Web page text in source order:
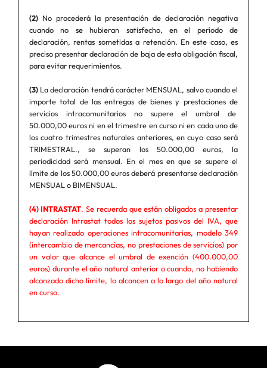
(2)No procederá la presentación de declaración negativa
cuando no se hubieran satisfecho, en el período de
declaración, rentas sometidas a retención. En este caso, es
preciso presentar declaración de baja de esta obligación fiscal,
para evitar requerimientos.
(3)La declaración tendrá carácter MENSUAL, salvo cuando el
importe total de las entregas de bienes y prestaciones de
servicios intracomunitarios no supere el umbral de
50.000,00 euros ni en el trimestre en curso ni en cada uno de
los cuatro trimestres naturales anteriores, en cuyo caso será
TRIMESTRAL., se superan los 50.000,00 euros, la
periodicidad será mensual. En el mes en que se supere el
límite de los 50.000,00 euros deberá presentarse declaración
MENSUAL o BIMENSUAL.
(4) INTRASTAT. Se recuerda que están obligados a presentar
declaración Intrastat todos los sujetos pasivos del IVA, que
hayan realizado operaciones intracomunitarias, modelo 349
(intercambio de mercancías, no prestaciones de servicios) por
un valor que alcance el umbral de exención (400.000,00
euros) durante el año natural anterior o cuando, no habiendo
alcanzado dicho límite, lo alcancen a lo largo del año natural
en curso.